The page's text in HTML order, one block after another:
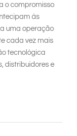
o compromisso
às
uma operação
cada vez mais
tecnológica
distribuidores e